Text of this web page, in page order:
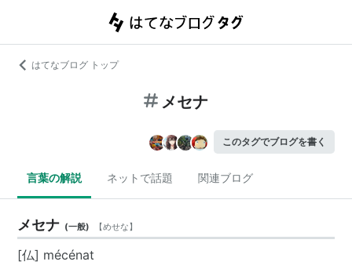
はてなブログ トップ
メセナ
このタグでブログを書く
言葉の解説 ネットで話題 関連ブログ
メセナ (一般) 【めせな】
[仏] mécénat